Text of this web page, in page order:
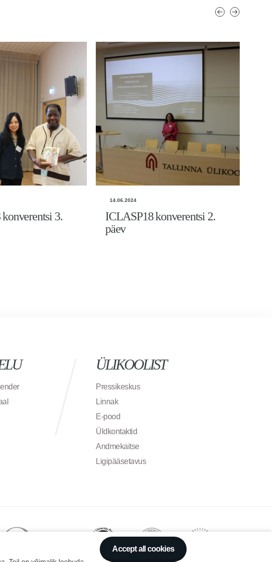
3.
14.06.2024
ICLASP18 konverentsi 2.
päev
ÜLIKOOLIST
Pressikeskus
Linnak
E-pood
Üldkontaktid
Andmekaitse
Ligipääsetavus
Accept all cookies